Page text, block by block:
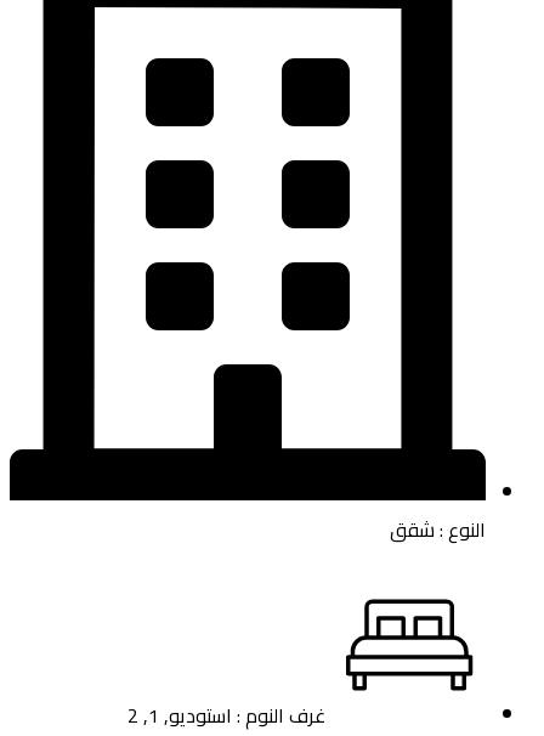
النوع : شقق
غرف النوم : استوديو, 1, 2